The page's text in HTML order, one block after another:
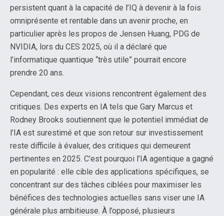
persistent quant à la capacité de l’IQ à devenir à la fois
omniprésente et rentable dans un avenir proche, en
particulier après les propos de Jensen Huang, PDG de
NVIDIA, lors du CES 2025, où il a déclaré que
l’informatique quantique “très utile” pourrait encore
prendre 20 ans.
Cependant, ces deux visions rencontrent également des
critiques. Des experts en IA tels que Gary Marcus et
Rodney Brooks soutiennent que le potentiel immédiat de
l’IA est surestimé et que son retour sur investissement
reste difficile à évaluer, des critiques qui demeurent
pertinentes en 2025. C’est pourquoi l’IA agentique a gagné
en popularité : elle cible des applications spécifiques, se
concentrant sur des tâches ciblées pour maximiser les
bénéfices des technologies actuelles sans viser une IA
générale plus ambitieuse. À l’opposé, plusieurs